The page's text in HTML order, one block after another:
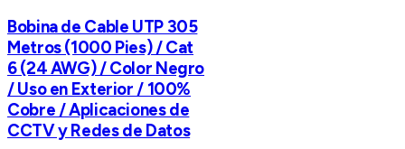
Bobina de Cable UTP 305
Metros (1000 Pies) / Cat
6 (24 AWG) / Color Negro
/ Uso en Exterior / 100%
Cobre / Aplicaciones de
CCTV y Redes de Datos